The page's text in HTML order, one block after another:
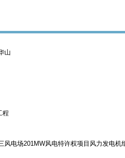
山
程
风电场201MW风电特许权项目风力发电机